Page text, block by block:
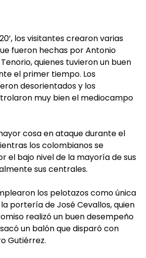
los visitantes crearon varias
fueron hechas por Antonio
quienes tuvieron un buen
el primer tiempo. Los
desorientados y los
muy bien el mediocampo
cosa en ataque durante el
los colombianos se
el bajo nivel de la mayoría de sus
sus centrales.
los pelotazos como única
portería de José Cevallos, quien
realizó un buen desempeño
un balón que disparó con
Gutiérrez.